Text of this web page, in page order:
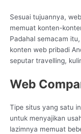
Sesuai tujuannya,
memuat konten-
Padahal semacam
konten web pribadi
seputar travelling,
Web
Tipe situs yang satu
untuk menyajikan
lazimnya memuat